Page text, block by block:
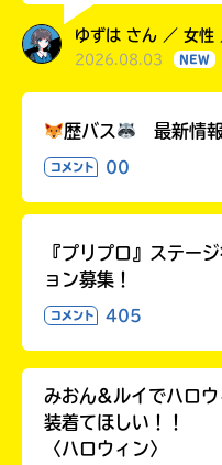
ゆずは さん ／ 女性
2026.08.03 NEW
歴バス 最新情
コメント 00
『プリプロ』ステー
ョン募集！
コメント 405
みおん&ルイでハロ
装着てほしい！！
〈ハロウィン〉